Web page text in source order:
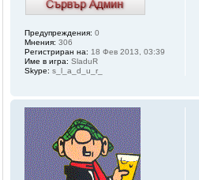
Предупреждения: 0
Мнения: 306
Регистриран на: 18 Фев 2013, 03:39
Име в игра: SladuR
Skype: s_l_a_d_u_r_